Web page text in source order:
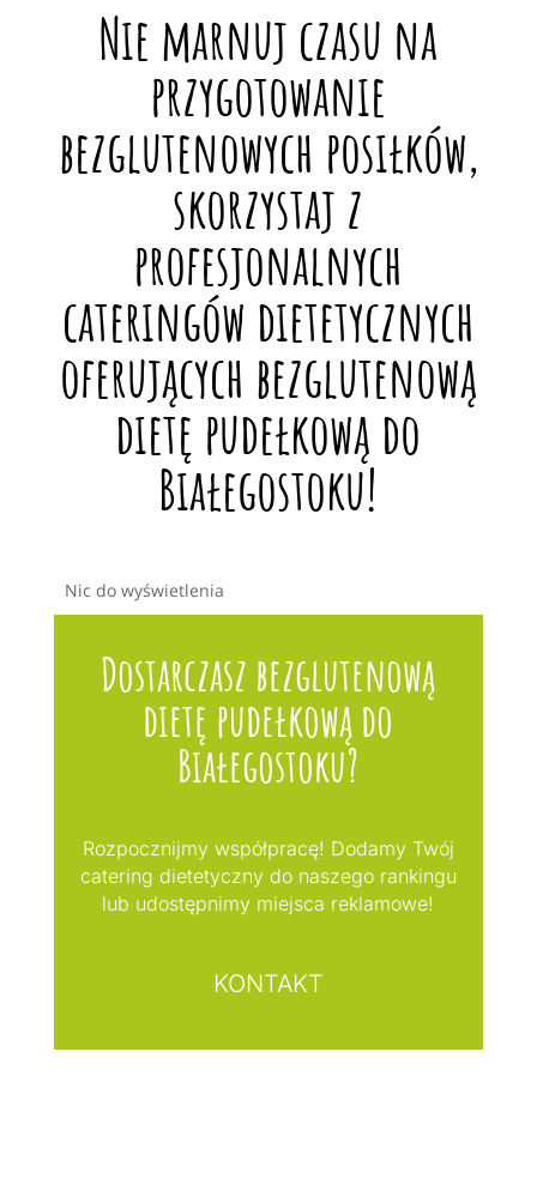
Nie marnuj czasu na
przygotowanie
bezglutenowych posiłków,
skorzystaj z
profesjonalnych
cateringów dietetycznych
oferujących bezglutenową
dietę pudełkową do
Białegostoku!
Nic do wyświetlenia
Dostarczasz bezglutenową
dietę pudełkową do
Białegostoku?
Rozpocznijmy współpracę! Dodamy Twój
catering dietetyczny do naszego rankingu
lub udostępnimy miejsca reklamowe!
KONTAKT